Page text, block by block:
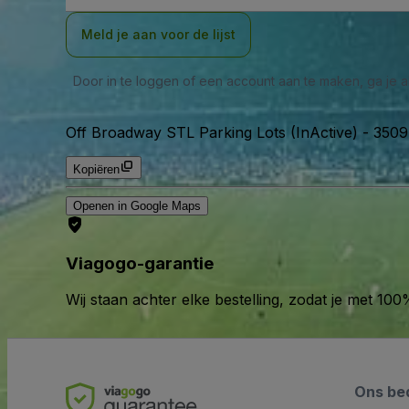
Meld je aan voor de lijst
Door in te loggen of een account aan te maken, ga je
Off Broadway STL Parking Lots (InActive) -
Kopiëren
Openen in Google Maps
Viagogo-garantie
Wij staan achter elke bestelling, zodat je met
Ons